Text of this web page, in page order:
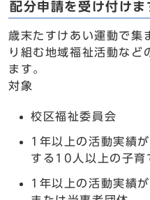
配分申請を受け付けま
歳末たすけあい運動で集
り組む地域福祉活動など
ます。
対象
校区福祉委員会
1年以上の活動実績
する10人以上の子育
1年以上の活動実績